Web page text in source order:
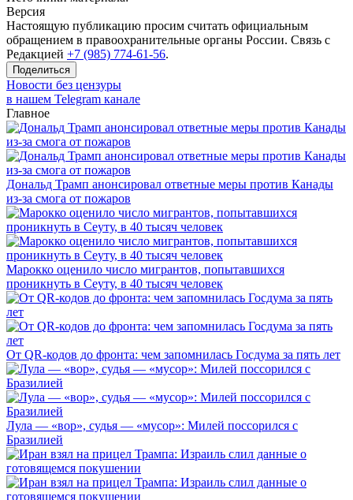
Версия
Настоящую публикацию просим считать официальным
обращением в правоохранительные органы России. Связь с
Редакцией +7 (985) 774-61-56.
Поделиться
Новости без цензуры
в нашем Telegram канале
Главное
Дональд Трамп анонсировал ответные меры против Канады
из-за смога от пожаров
Марокко оценило число мигрантов, попытавшихся
проникнуть в Сеуту, в 40 тысяч человек
От QR-кодов до фронта: чем запомнилась Госдума за пять лет
Лула — «вор», судья — «мусор»: Милей поссорился с
Бразилией